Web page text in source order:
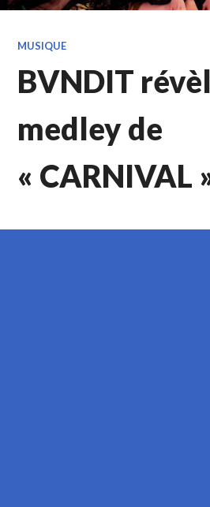
MUSIQUE
BVNDIT
medley de
« CARNIVAL